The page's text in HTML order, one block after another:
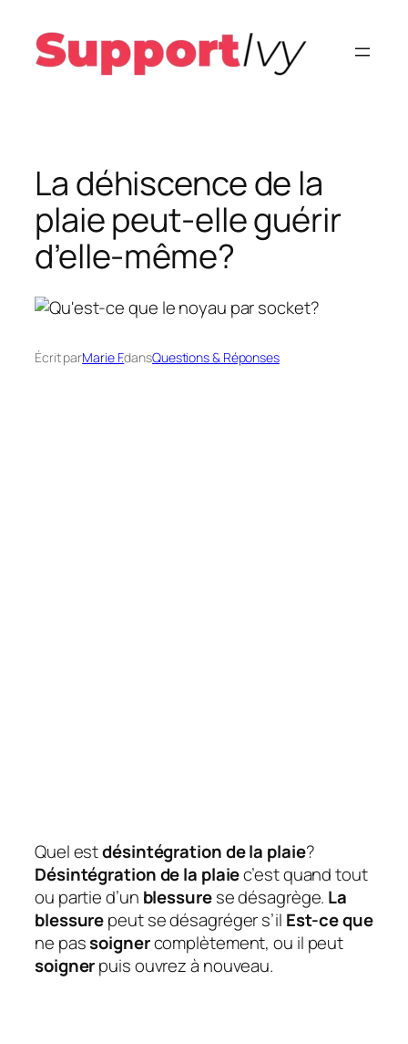
contenu
La déhiscence de la
plaie peut-elle guérir
d’elle-même?
Écrit parMarie F.dansQuestions & Réponses
Quel estdésintégration de la plaie?
Désintégration de la plaiec’est quand tout
ou partie d’un blessurese désagrège. La
blessurepeut se désagréger s’il Est-ce que
ne passoignercomplètement, ou il peut
soignerpuis ouvrez à nouveau.